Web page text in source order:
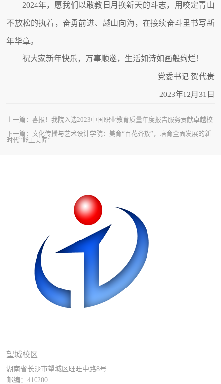
2024年，愿我们以敢教日月换新天的斗志，用咬定青山
不放松的执着，奋勇前进、越山向海，在接续奋斗里书写新
年华章。
祝大家新年快乐，万事顺遂，生活如诗如画般绚烂！
党委书记 贺代贵
2023年12月31日
上一篇：喜报！我院入选2023中国职业教育质量年度报告服务贡献卓越校
下一篇：文化传播与艺术设计学院：美育“百花齐放”，培育全面发展的新
时代“能工美匠”
望城校区
湖南省长沙市望城区旺旺中路8号
邮编：410200